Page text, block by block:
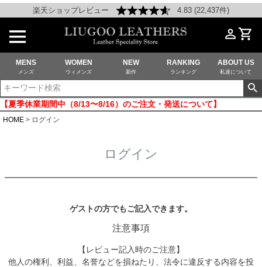
楽天ショップレビュー 4.83 (22,437件)
MENS
メンズ
WOMEN
ウィメンズ
NEW
新作
RANKING
ランキング
ABOUT US
私達について
【夏季休業期間中（8/13〜8/16）のご注文・発送について】
HOME ログイン
ログイン
ゲストの方でもご記入できます。
注意事項
【レビュー記入時のご注意】
他人の権利、利益、名誉などを損ねたり、法令に違反する内容を投